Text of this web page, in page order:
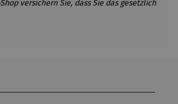
versichern Sie, dass Sie das gesetzlich